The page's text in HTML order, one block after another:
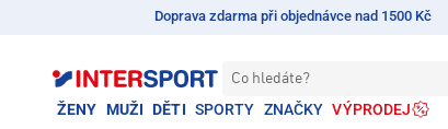
Doprava zdarma při objednávce nad 1500 Kč
Co hledáte?
ŽENY MUŽI DĚTI SPORTY ZNAČKY VÝPRODEJ